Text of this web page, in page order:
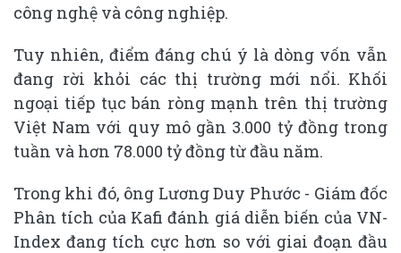
công nghệ và công nghiệp.
Tuy nhiên, điểm đáng chú ý là dòng vốn vẫn
đang rời khỏi các thị trường mới nổi. Khối
ngoại tiếp tục bán ròng mạnh trên thị trường
Việt Nam với quy mô gần 3.000 tỷ đồng trong
tuần và hơn 78.000 tỷ đồng từ đầu năm.
Trong khi đó, ông Lương Duy Phước - Giám đốc
Phân tích của Kafi đánh giá diễn biến của VN-
Index đang tích cực hơn so với giai đoạn đầu